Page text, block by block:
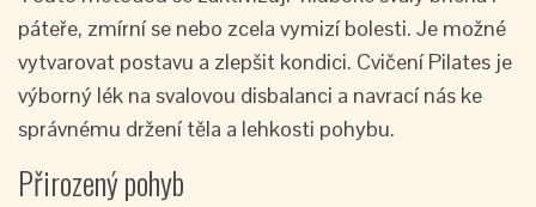
páteře, zmírní se nebo zcela vymizí bolesti. Je možné
vytvarovat postavu a zlepšit kondici. Cvičení Pilates je
výborný lék na svalovou disbalanci a navrací nás ke
správnému držení těla a lehkosti pohybu.
Přirozený pohyb